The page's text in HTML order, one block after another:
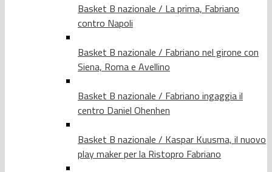
Basket B nazionale / La prima, Fabriano
contro Napoli
Basket B nazionale / Fabriano nel girone con
Siena, Roma e Avellino
Basket B nazionale / Fabriano ingaggia il
centro Daniel Ohenhen
Basket B nazionale / Kaspar Kuusma, il nuovo
play maker per la Ristopro Fabriano